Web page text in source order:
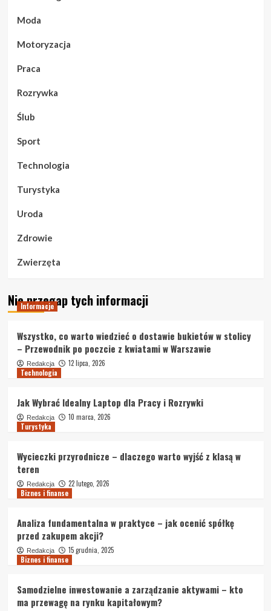
Moda
Motoryzacja
Praca
Rozrywka
Ślub
Sport
Technologia
Turystyka
Uroda
Zdrowie
Zwierzęta
Nie przegap tych informacji
Informacje
Wszystko, co warto wiedzieć o dostawie bukietów w stolicy
– Przewodnik po poczcie z kwiatami w Warszawie
Redakcja
12 lipca, 2026
Technologia
Jak Wybrać Idealny Laptop dla Pracy i Rozrywki
Redakcja
10 marca, 2026
Turystyka
Wycieczki przyrodnicze – dlaczego warto wyjść z klasą w
teren
Redakcja
22 lutego, 2026
Biznes i finanse
Analiza fundamentalna w praktyce – jak ocenić spółkę
przed zakupem akcji?
Redakcja
15 grudnia, 2025
Biznes i finanse
Samodzielne inwestowanie a zarządzanie aktywami – kto
ma przewagę na rynku kapitałowym?